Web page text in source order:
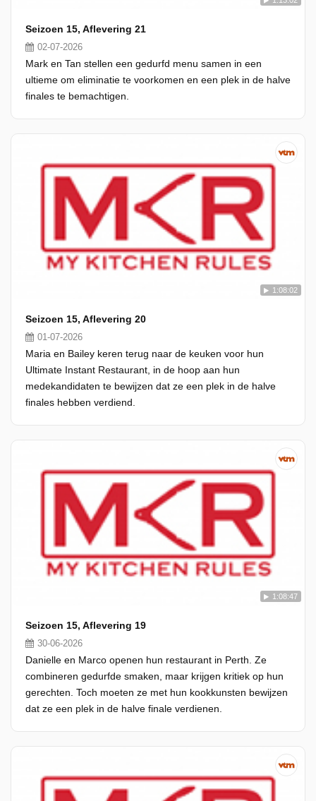
Seizoen 15, Aflevering 21
02-07-2026
Mark en Tan stellen een gedurfd menu samen in een
ultieme om eliminatie te voorkomen en een plek in de halve
finales te bemachtigen.
1:08:02
Seizoen 15, Aflevering 20
01-07-2026
Maria en Bailey keren terug naar de keuken voor hun
Ultimate Instant Restaurant, in de hoop aan hun
medekandidaten te bewijzen dat ze een plek in de halve
finales hebben verdiend.
1:08:47
Seizoen 15, Aflevering 19
30-06-2026
Danielle en Marco openen hun restaurant in Perth. Ze
combineren gedurfde smaken, maar krijgen kritiek op hun
gerechten. Toch moeten ze met hun kookkunsten bewijzen
dat ze een plek in de halve finale verdienen.